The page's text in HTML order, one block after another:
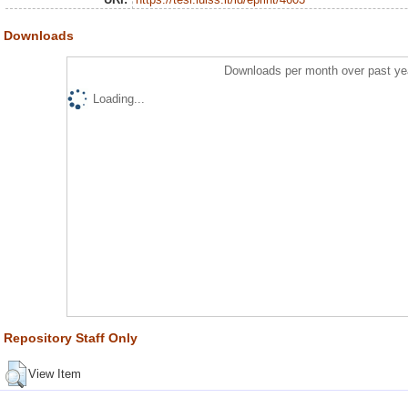
Downloads
Downloads per month over past
Loading...
Repository Staff Only
View Item